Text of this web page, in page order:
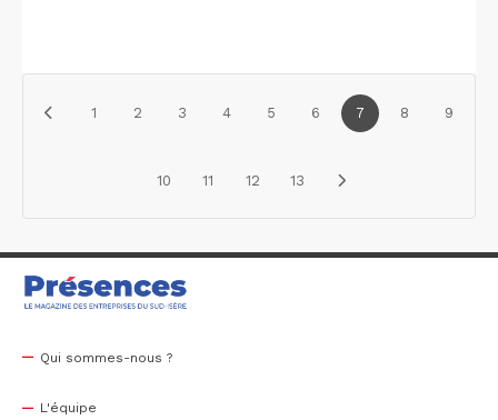
1 2 3 4 5 6 7 8 9
10 11 12 13
Qui sommes-nous ?
L'équipe